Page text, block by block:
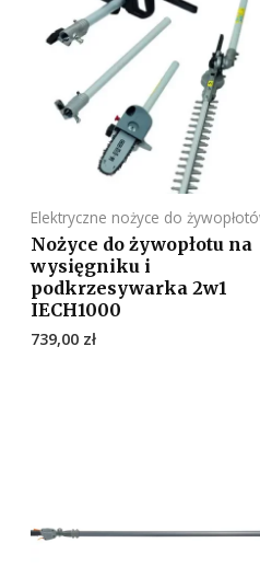
Elektryczne nożyce do
Nożyce do żywopłotu na
wysięgniku i
podkrzesywarka 2w1
IECH1000
739,00 zł